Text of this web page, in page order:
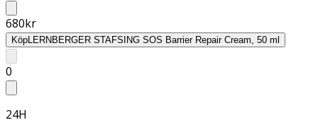
680kr
KöpLERNBERGER STAFSING SOS Barrier Repair Cream, 50 ml
0
24H